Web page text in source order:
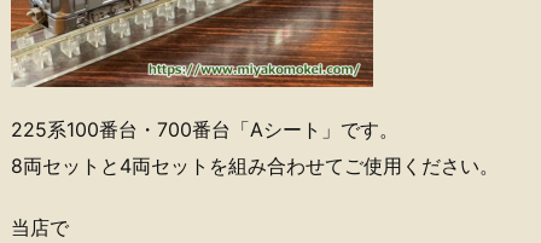
225系100番台・700番台「Aシート」です。
8両セットと4両セットを組み合わせてご使用ください。
当店で